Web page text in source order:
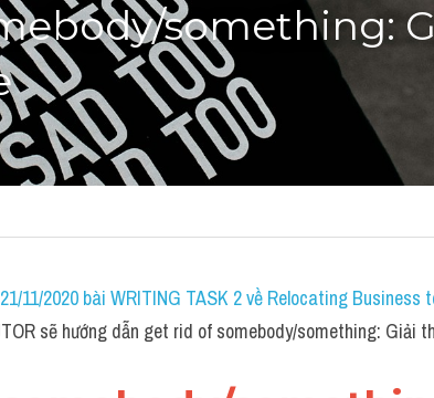
something:
11/2020 bài WRITING TASK 2 về Relocating Business
sẽ hướng dẫn get rid of somebody/something: Giải